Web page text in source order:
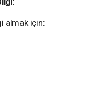
almak için: